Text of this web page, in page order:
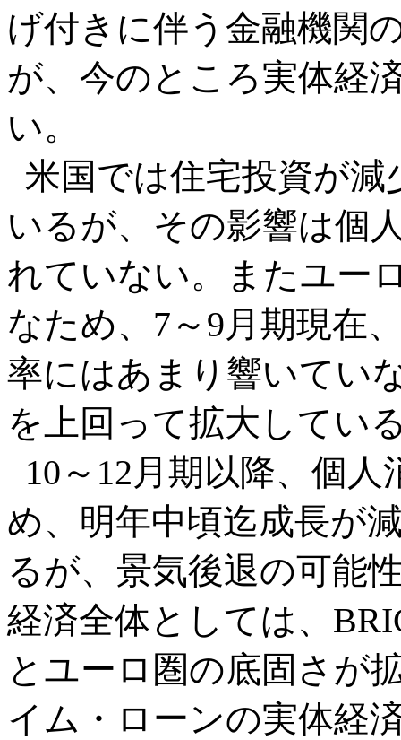
げ付きに伴う金融機関
が、今のところ実体経
い。
米国では住宅投資が
いるが、その影響は個
れていない。またユー
なため、7～9月期現在
率にはあまり響いてい
を上回って拡大してい
10～12月期以降、個
め、明年中頃迄成長が
るが、景気後退の可能
経済全体としては、
とユーロ圏の底固さが
イム・ローンの実体経